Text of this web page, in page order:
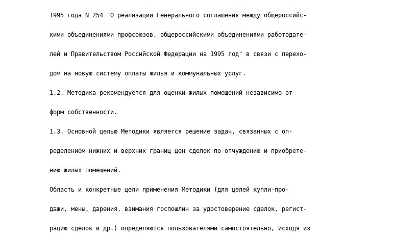
1995 года N 254 "О реализации Генерального соглашения между общероссийс-
кими объединениями профсоюзов, общероссийскими объединениями работодате-
лей и Правительством Российской Федерации на 1995 год" в связи с перехо-
дом на новую систему оплаты жилья и коммунальных услуг.
1.2. Методика рекомендуется для оценки жилых помещений независимо от
форм собственности.
1.3. Основной целью Методики является решение задач, связанных с оп-
ределением нижних и верхних границ цен сделок по отчуждению и приобрете-
нию жилых помещений.
Область и конкретные цели применения Методики (для целей купли-про-
дажи, мены, дарения, взимания госпошлин за удостоверение сделок, регист-
рацию сделок и др.) определяются пользователями самостоятельно, исходя из